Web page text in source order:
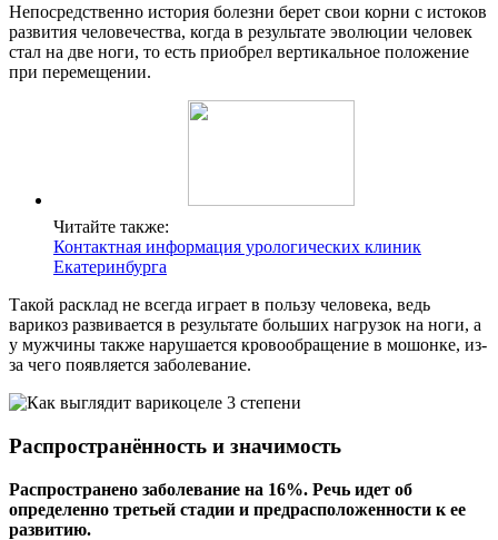
Непосредственно история болезни берет свои корни с истоков
развития человечества, когда в результате эволюции человек
стал на две ноги, то есть приобрел вертикальное положение
при перемещении.
Читайте также:
Контактная информация урологических клиник
Екатеринбурга
Такой расклад не всегда играет в пользу человека, ведь
варикоз развивается в результате больших нагрузок на ноги, а
у мужчины также нарушается кровообращение в мошонке, из-
за чего появляется заболевание.
Распространённость и значимость
Распространено заболевание на 16%. Речь идет об
определенно третьей стадии и предрасположенности к ее
развитию.